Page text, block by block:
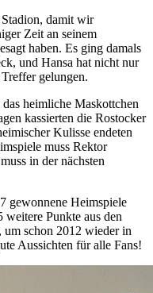
damit wir
Zeit an seinem
haben. Es ging damals
und Hansa hat nicht nur
gelungen.
heimliche Maskottchen
kassierten die Rostocker
Kulisse endeten
muss Rektor
in der nächsten
gewonnene Heimspiele
Punkte aus den
um schon 2012 wieder in
Aussichten für alle Fans!